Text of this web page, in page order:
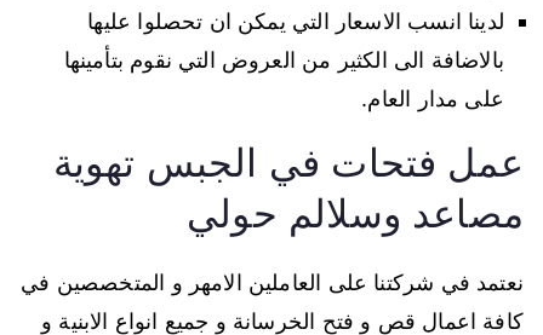
لدينا انسب الاسعار التي يمكن ان تحصلوا عليها
بالاضافة الى الكثير من العروض التي نقوم بتأمينها
على مدار العام.
عمل فتحات في الجبس تهوية
مصاعد وسلالم حولي
نعتمد في شركتنا على العاملين الامهر و المتخصصين في
كافة اعمال قص و فتح الخرسانة و جميع انواع الابنية و